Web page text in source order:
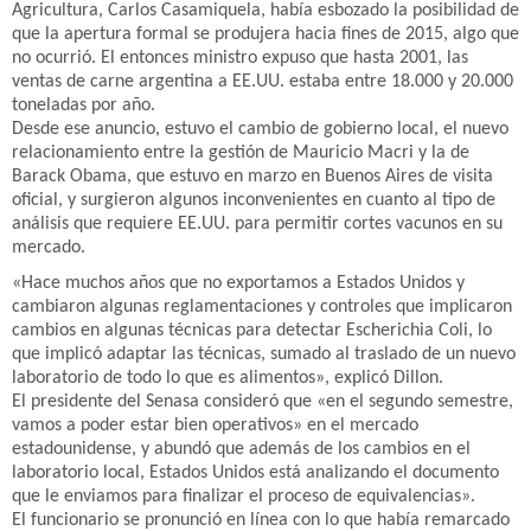
Agricultura, Carlos Casamiquela, había esbozado la posibilidad de
que la apertura formal se produjera hacia fines de 2015, algo que
no ocurrió. El entonces ministro expuso que hasta 2001, las
ventas de carne argentina a EE.UU. estaba entre 18.000 y 20.000
toneladas por año.
Desde ese anuncio, estuvo el cambio de gobierno local, el nuevo
relacionamiento entre la gestión de Mauricio Macri y la de
Barack Obama, que estuvo en marzo en Buenos Aires de visita
oficial, y surgieron algunos inconvenientes en cuanto al tipo de
análisis que requiere EE.UU. para permitir cortes vacunos en su
mercado.
«Hace muchos años que no exportamos a Estados Unidos y
cambiaron algunas reglamentaciones y controles que implicaron
cambios en algunas técnicas para detectar Escherichia Coli, lo
que implicó adaptar las técnicas, sumado al traslado de un nuevo
laboratorio de todo lo que es alimentos», explicó Dillon.
El presidente del Senasa consideró que «en el segundo semestre,
vamos a poder estar bien operativos» en el mercado
estadounidense, y abundó que además de los cambios en el
laboratorio local, Estados Unidos está analizando el documento
que le enviamos para finalizar el proceso de equivalencias».
El funcionario se pronunció en línea con lo que había remarcado